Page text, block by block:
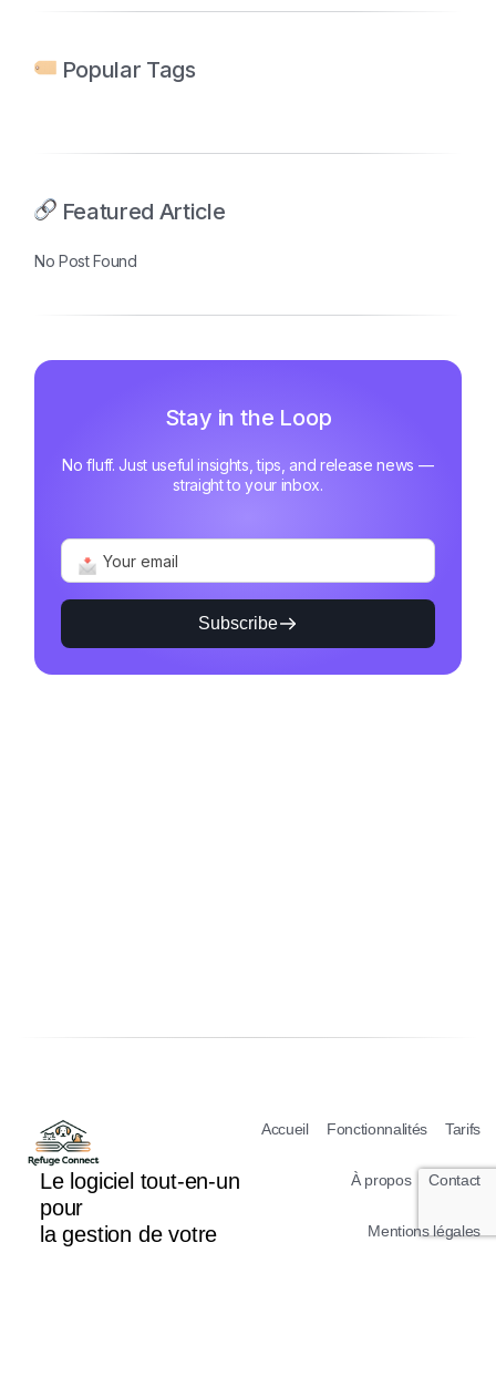
Popular Tags
Featured Article
No Post Found
Stay in the Loop
No fluff. Just useful insights, tips, and release news —
straight to your inbox.
Subscribe
Le logiciel tout-en-un
pour
la gestion de votre
Accueil Fonctionnalités Tarifs
À propos Contact
Mentions légales